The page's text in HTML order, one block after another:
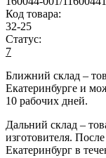
Код товара:
32-25
Статус:
7
Ближний склад –
Екатеринбурге и
10 рабочих дней.
Дальний склад –
изготовителя.
Екатеринбург в